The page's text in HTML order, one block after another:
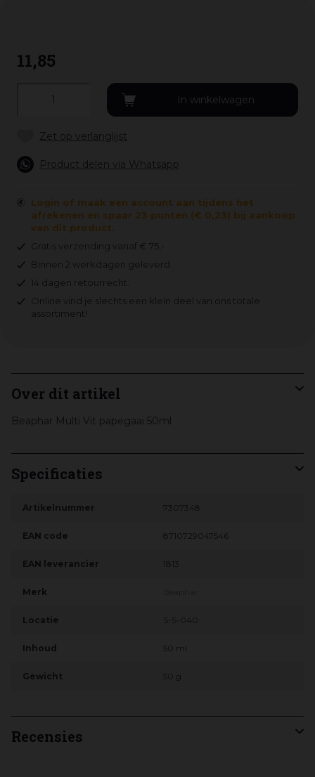
11,85
Product delen via Whatsapp
Login of maak een account aan tijdens het
afrekenen en spaar 23 punten (€ 0,23) bij aankoop
van dit product.
Gratis verzending vanaf € 75,-
Binnen 2 werkdagen geleverd.
14 dagen retourrecht.
Online vind je slechts een klein deel van ons totale
assortiment!
Over dit artikel
Beaphar Multi Vit papegaai 50ml
Specificaties
Artikelnummer 7307348
EAN code 8710729047546
EAN leverancier 1813
Merk
Locatie S-S-040
Inhoud 50 ml
Gewicht 50 g
Recensies